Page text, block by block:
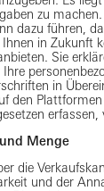
zu
dazu führen,
in Zukunft
Sie
in
den
Menge
die
und der